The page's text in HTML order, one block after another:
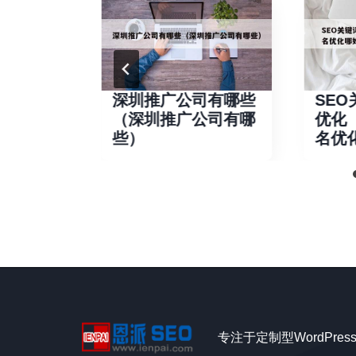
深圳推广公司有哪些
（深圳推广公司有哪
些）
SEO
优化
名优
专注于定制型